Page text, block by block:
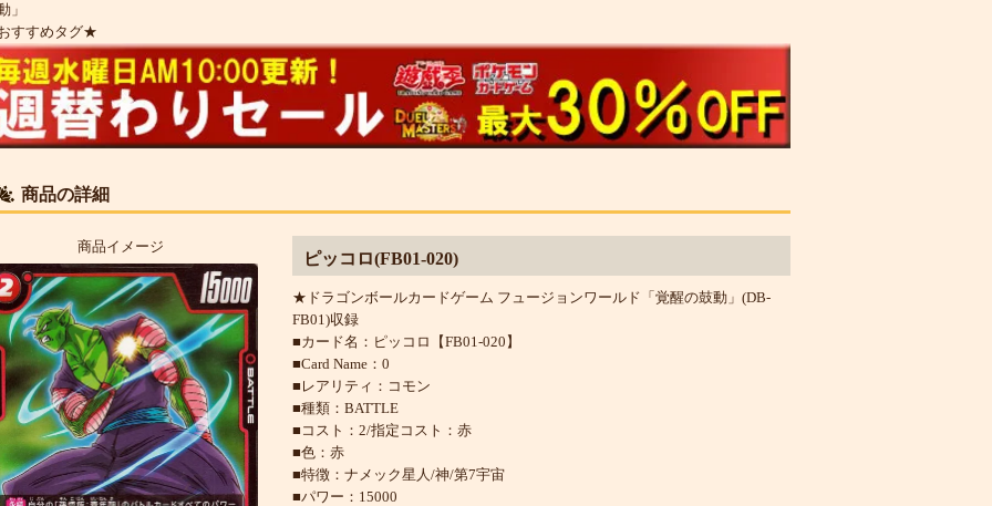
」
すすめタグ★
商品の詳細
商品イメージ
ピッコロ(FB01-020)
★ドラゴンボールカードゲーム フュージョンワールド「覚醒の鼓動」(DB-
FB01)収録
■カード名：ピッコロ【FB01-020】
■Card Name：0
■レアリティ：コモン
■種類：BATTLE
■コスト：2/指定コスト：赤
■色：赤
■特徴：ナメック星人/神/第7宇宙
■パワー：15000